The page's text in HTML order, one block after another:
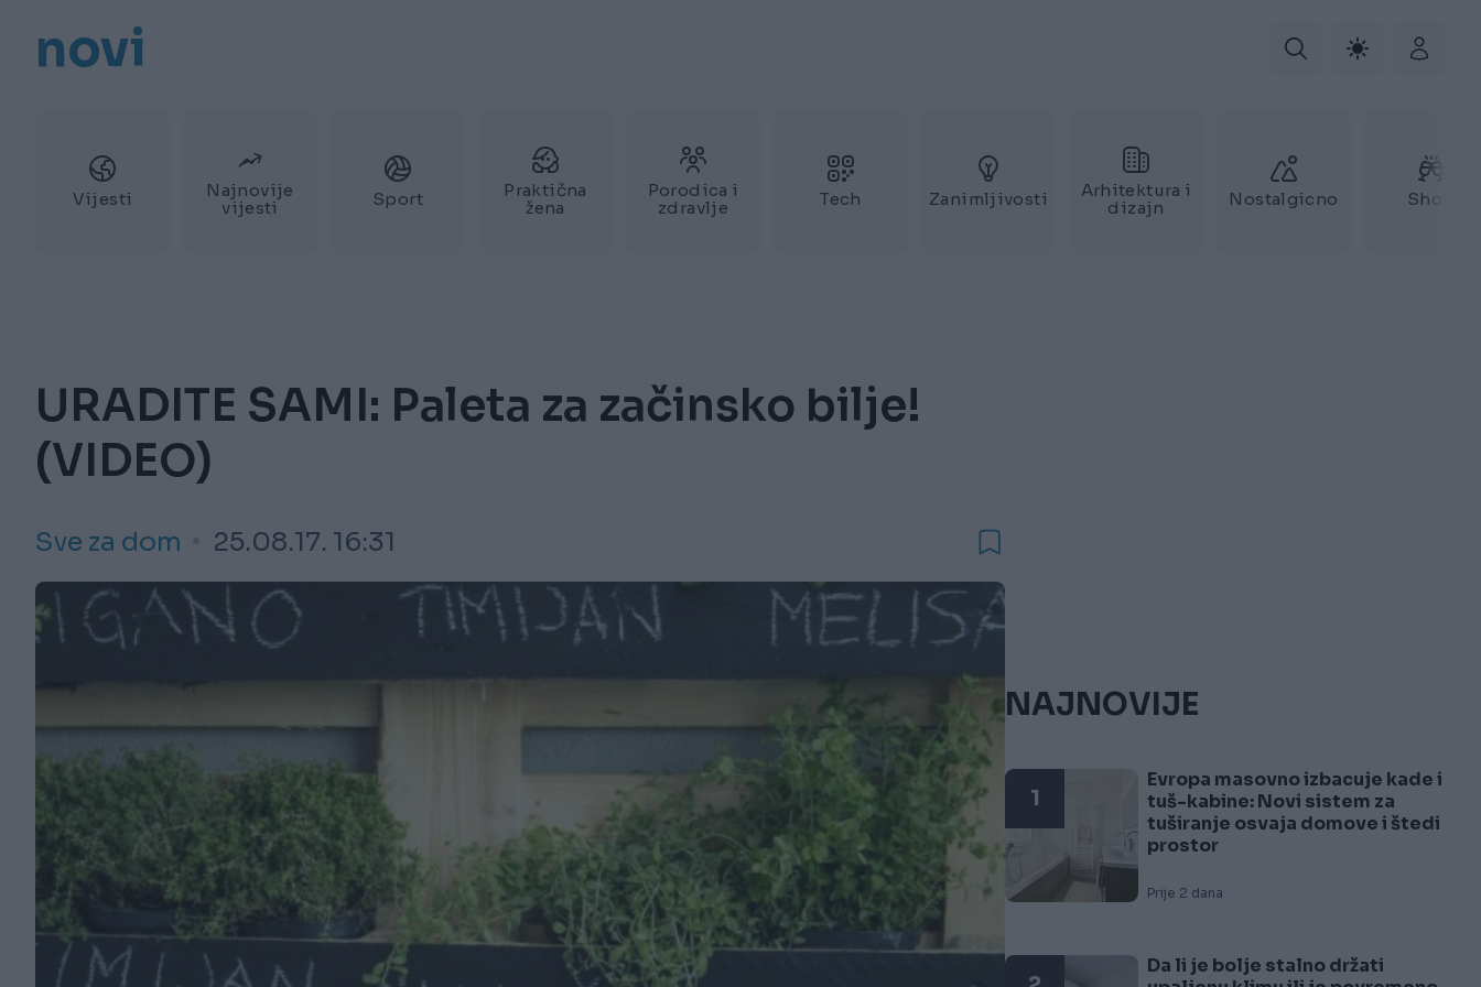
novi
Vijesti
Najnovije
vijesti
Sport
Praktična
žena
Porodica i
zdravlje
Tech Zanimljivosti
Arhitektura i
dizajn
Nostalgicno Show
URADITE SAMI: Paleta za začinsko bilje!
(VIDEO)
Sve za dom 25.08.17. 16:31
NAJNOVIJE
1
Evropa masovno izbacuje kade i
tuš-kabine: Novi sistem za
tuširanje osvaja domove i štedi
prostor
Prije 2 dana
Da li je bolje stalno držati